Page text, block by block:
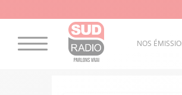
NOS